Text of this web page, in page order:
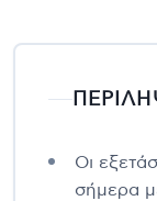
Οι
σήμερα